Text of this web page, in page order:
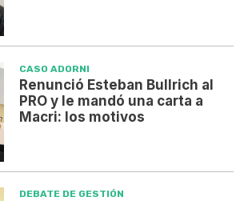
CASO ADORNI
Renunció Esteban Bullrich al
PRO y le mandó una carta a
Macri: los motivos
DEBATE DE GESTIÓN